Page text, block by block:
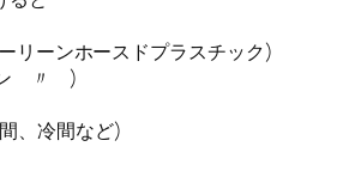
リーンホースドプラスチック)
ン 〃 )
、冷間など)